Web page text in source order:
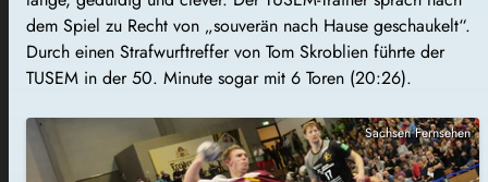
dem Spiel zu Recht von „souverän nach Hause geschaukelt“.
Durch einen Strafwurftreffer von Tom Skroblien führte der
TUSEM in der 50. Minute sogar mit 6 Toren (20:26).
Sachsen Fernsehen